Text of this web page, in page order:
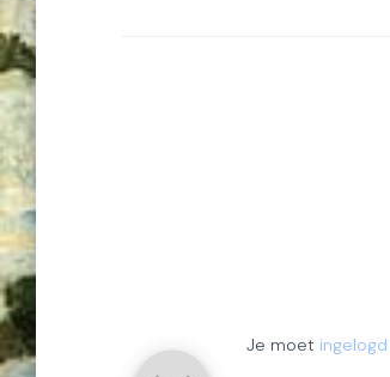
Je moet ingelogd